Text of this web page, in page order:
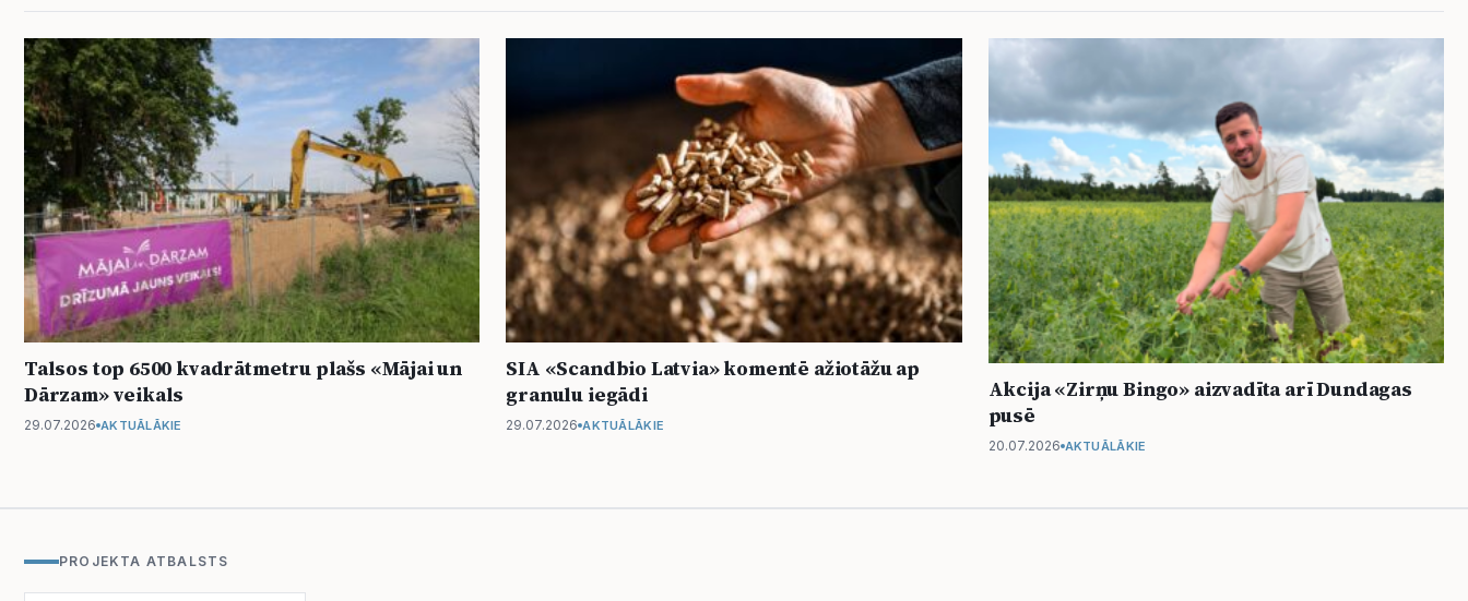
Talsos top 6500 kvadrātmetru plašs «Mājai un
Dārzam» veikals
29.07.2026 AKTUĀLĀKIE
SIA «Scandbio Latvia» komentē ažiotāžu ap
granulu iegādi
29.07.2026 AKTUĀLĀKIE
Akcija «Zirņu Bingo» aizvadīta arī Dundagas
pusē
20.07.2026 AKTUĀLĀKIE
PROJEKTA ATBALSTS